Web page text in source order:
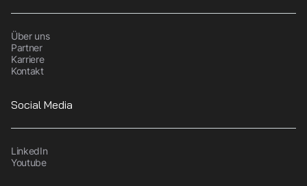
Über uns
Partner
Karriere
Kontakt
Social Media
LinkedIn
Youtube